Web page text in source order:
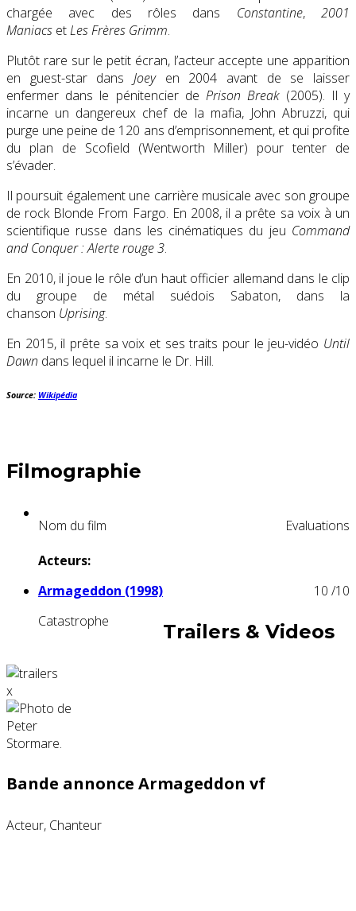
chargée avec des rôles dans Constantine,2001
Maniacs etLes Frères Grimm.
Plutôt rare sur le petit écran, l’acteur accepte une apparition
en guest-star dans Joeyen 2004 avant de se laisser
enfermer dans le pénitencier dePrison Break(2005). Il y
incarne un dangereux chef de la mafia, John Abruzzi, qui
purge une peine de 120 ans d’emprisonnement, et qui profite
du plan de Scofield (Wentworth Miller) pour tenter de
s’évader.
Il poursuit également une carrière musicale avec son groupe
de rock Blonde From Fargo. En 2008, il a prête sa voix à un
scientifique russe dans les cinématiques du jeu Command
and Conquer : Alerte rouge 3.
En 2010, il joue le rôle d’un haut officier allemand dans le clip
du groupe de métal suédois Sabaton, dans la
chanson Uprising.
En 2015, il prête sa voix et ses traits pour le jeu-vidéo Until
Dawn dans lequel il incarne le Dr. Hill.
Source: Wikipédia
Filmographie
Nom du film
Evaluations
Acteurs:
Armageddon (1998)
Catastrophe
10 /10
Trailers & Videos
x
Bande annonce Armageddon vf
Acteur, Chanteur